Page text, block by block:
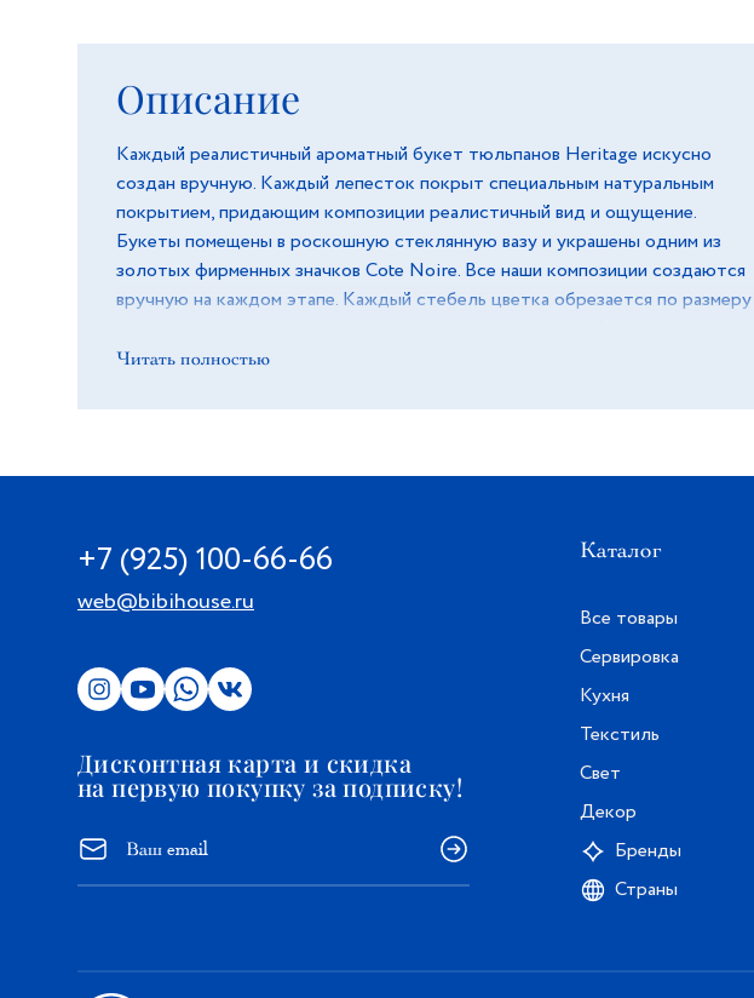
Описание
Каждый реалистичный ароматный букет тюльпанов Heritage искусно
создан вручную. Каждый лепесток покрыт специальным натуральным
покрытием, придающим композиции реалистичный вид и ощущение.
Букеты помещены в роскошную стеклянную вазу и украшены одним из
золотых фирменных значков Cote Noire. Все наши композиции создаются
вручную на каждом этапе. Каждый стебель цветка обрезается по размеру
цветок ароматизируется вручную, проверяется индивидуально и, наконец,
настоящие произведения искусства и демонстрируют высочайшее
ими у себя дома. Аромат в упаковке: В комплект Heritage Tulip, созданный
сливочный аромат, сочетающий в себе зеленые цветочные ноты и свежие
травы. Ноты пачули, герани, ириса и лилии.
Читать полностью
+7 (925) 100-66-66
web@bibihouse.ru
Дисконтная карта и скидка
на первую покупку за подписку!
Каталог
Все товары
Сервировка
Кухня
Текстиль
Свет
Декор
Бренды
Страны